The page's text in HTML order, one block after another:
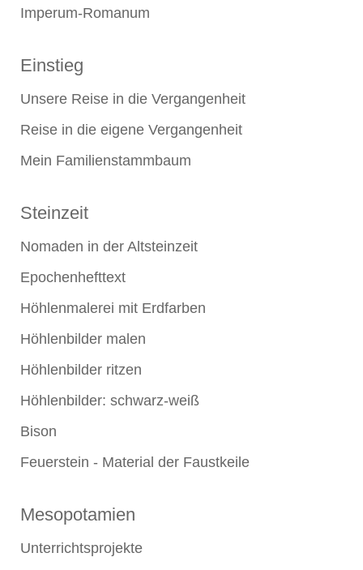
Imperum-Romanum
Einstieg
Unsere Reise in die Vergangenheit
Reise in die eigene Vergangenheit
Mein Familienstammbaum
Steinzeit
Nomaden in der Altsteinzeit
Epochenhefttext
Höhlenmalerei mit Erdfarben
Höhlenbilder malen
Höhlenbilder ritzen
Höhlenbilder: schwarz-weiß
Bison
Feuerstein - Material der Faustkeile
Mesopotamien
Unterrichtsprojekte